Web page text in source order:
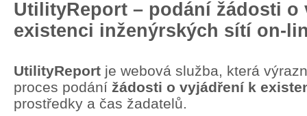
UtilityReport – podání žádosti o
existenci inženýrských sítí on-
UtilityReport je webová služba, která
proces podání žádosti o vyjádření k
prostředky a čas žadatelů.